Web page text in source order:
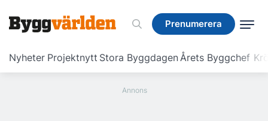
Prenumerera
Nyheter Projektnytt Stora ByggdagenÅrets Byggchef
Prenumerera